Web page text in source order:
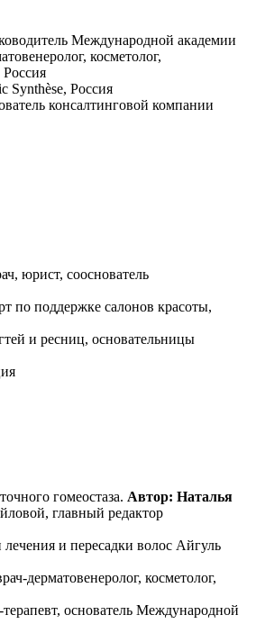
Международной академии
косметолог,
Synthèse, Россия
консалтинговой компании
юрист, сооснователь
по поддержке салонов красоты,
и ресниц, основательницы
гомеостаза. Автор: Наталья
главный редактор
и пересадки волос Айгуль
дерматовенеролог, косметолог,
основатель Международной